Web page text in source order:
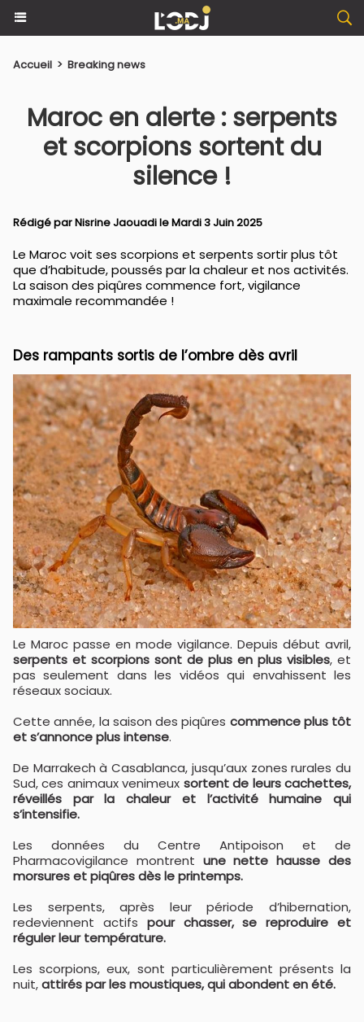
Accueil > Breaking news
Maroc en alerte : serpents
et scorpions sortent du
silence !
Rédigé parNisrine Jaouadile Mardi 3 Juin 2025
Le Maroc voit ses scorpions et serpents sortir plus tôt
que d’habitude, poussés par la chaleur et nos activités.
La saison des piqûres commence fort, vigilance
maximale recommandée !
Des rampants sortis de l’ombre dès avril
Le Maroc passe en mode vigilance. Depuis début avril,
serpents et scorpions sont de plus en plus visibles, et
pas seulement dans les vidéos qui envahissent les
réseaux sociaux.
Cette année, la saison des piqûres commence plus tôt
et s’annonce plus intense.
De Marrakech à Casablanca, jusqu’aux zones rurales du
Sud, ces animaux venimeux sortent de leurs cachettes,
réveillés par la chaleur et l’activité humaine qui
s’intensifie.
Les données du Centre Antipoison et de
Pharmacovigilance montrent une nette hausse des
morsures et piqûres dès le printemps.
Les serpents, après leur période d’hibernation,
redeviennent actifs pour chasser, se reproduire et
réguler leur température.
Les scorpions, eux, sont particulièrement présents la
nuit,attirés par les moustiques, qui abondent en été.